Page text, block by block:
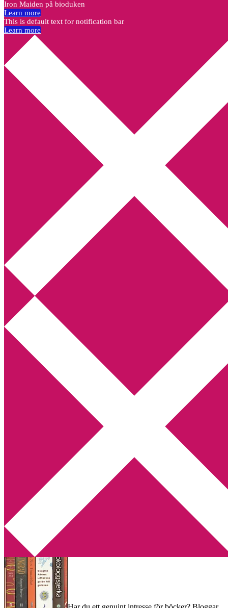
Annikas litteratur- och kulturblogg
Deckare, kriminalromaner, thrillers
Hem
Boktolva
Författarfemman
Kontakt
Webbshop Amazon
Utskriftscentralen
Min tv-blogg
You are here:Home Bokbloggsjerka Bokbloggsjerka 8 – 11 april
Bokbloggsjerka 8 – 11 april
2016-04-08 Annika
Iron Maiden på bioduken
Learn more
This is default text for notification bar
Learn more